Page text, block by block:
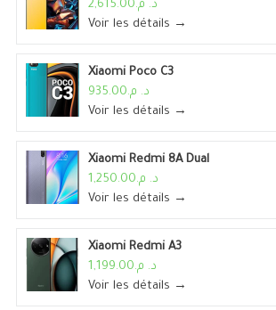
د. م.2,615.00
Voir les détails →
Xiaomi Poco C3
د. م.935.00
Voir les détails →
Xiaomi Redmi 8A Dual
د. م.1,250.00
Voir les détails →
Xiaomi Redmi A3
د. م.1,199.00
Voir les détails →